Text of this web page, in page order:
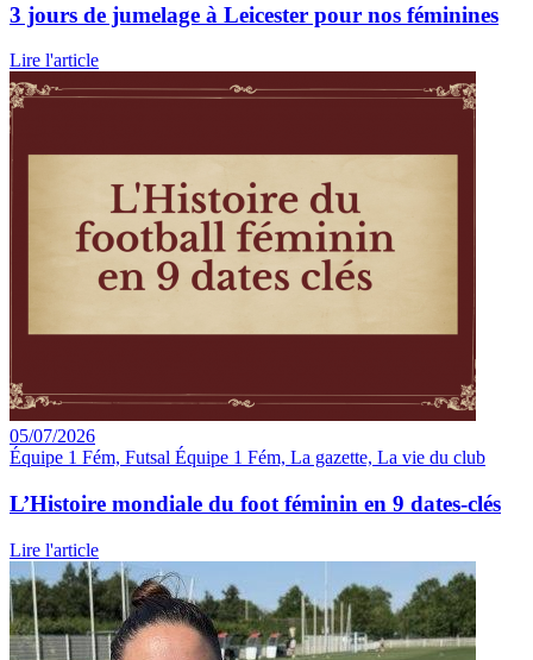
3 jours de jumelage à Leicester pour nos féminines
Lire l'article
05/07/2026
Équipe 1 Fém, Futsal Équipe 1 Fém, La gazette, La vie du club
L’Histoire mondiale du foot féminin en 9 dates-clés
Lire l'article